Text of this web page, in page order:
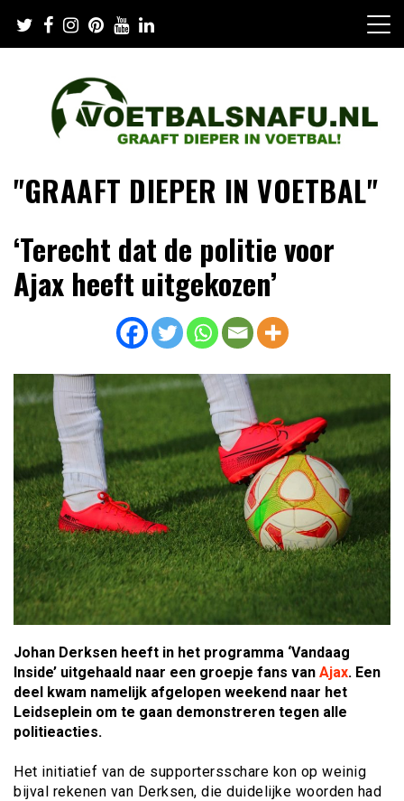
content
"GRAAFT DIEPER IN VOETBAL"
‘Terecht dat de politie voor
Ajax heeft uitgekozen’
Johan Derksen heeft in het programma ‘Vandaag
Inside’ uitgehaald naar een groepje fans van Ajax. Een
deel kwam namelijk afgelopen weekend naar het
Leidseplein om te gaan demonstreren tegen alle
politieacties.
Het initiatief van de supportersschare kon op weinig
bijval rekenen van Derksen, die duidelijke woorden had